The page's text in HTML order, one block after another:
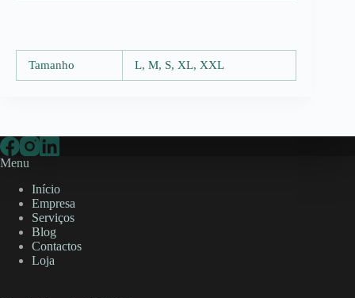
Tamanho L, M, S, XL, XXL
Menu
Início
Empresa
Serviços
Blog
Contactos
Loja